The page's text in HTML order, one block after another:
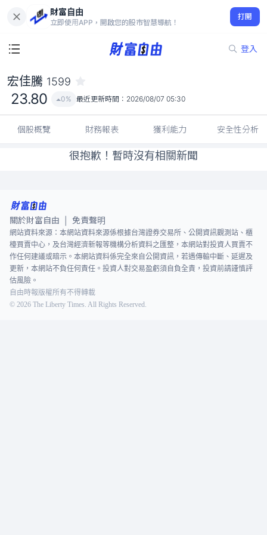
財富自由
立即使用APP，開啟您的股市智慧導航！
打開
登入
23.80
0%
宏佳騰 1599
23.80 0% 最近更新時間： 2026/08/07 05:30
個股概覽 財務報表 獲利能力 安全性分析
很抱歉！暫時沒有相關新聞
關於財富自由 免責聲明
網站資料來源：本網站資料來源係根據台灣證券交易所、公開資訊觀測站、櫃
檯買賣中心，及台灣經濟新報等機構分析資料之匯整，本網站對投資人買賣不
作任何建議或暗示。本網站資料係完全來自公開資訊，若遇傳輸中斷、延遲及
更新，本網站不負任何責任。投資人對交易盈虧須自負全責，投資前請謹慎評
估風險。
自由時報版權所有不得轉載
© 2026 The Liberty Times. All Rights Reserved.